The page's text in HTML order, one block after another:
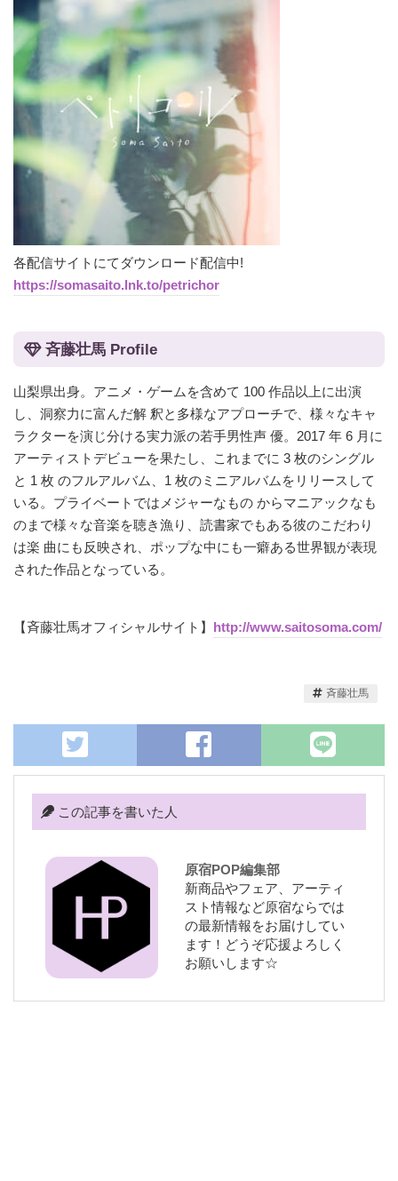
各配信サイトにてダウンロード配信中!
https://somasaito.lnk.to/petrichor
斉藤壮馬 Profile
山梨県出身。アニメ・ゲームを含めて 100 作品以上に出演
し、洞察力に富んだ解 釈と多様なアプローチで、様々なキャ
ラクターを演じ分ける実力派の若手男性声 優。2017 年 6 月に
アーティストデビューを果たし、これまでに 3 枚のシングル
と 1 枚 のフルアルバム、1 枚のミニアルバムをリリースして
いる。プライベートではメジャーなもの からマニアックなも
のまで様々な音楽を聴き漁り、読書家でもある彼のこだわり
は楽 曲にも反映され、ポップな中にも一癖ある世界観が表現
された作品となっている。
【斉藤壮馬オフィシャルサイト】 http://www.saitosoma.com/
斉藤壮馬
この記事を書いた人
原宿POP編集部
新商品やフェア、アーティ
スト情報など原宿ならでは
の最新情報をお届けしてい
ます！どうぞ応援よろしく
お願いします☆